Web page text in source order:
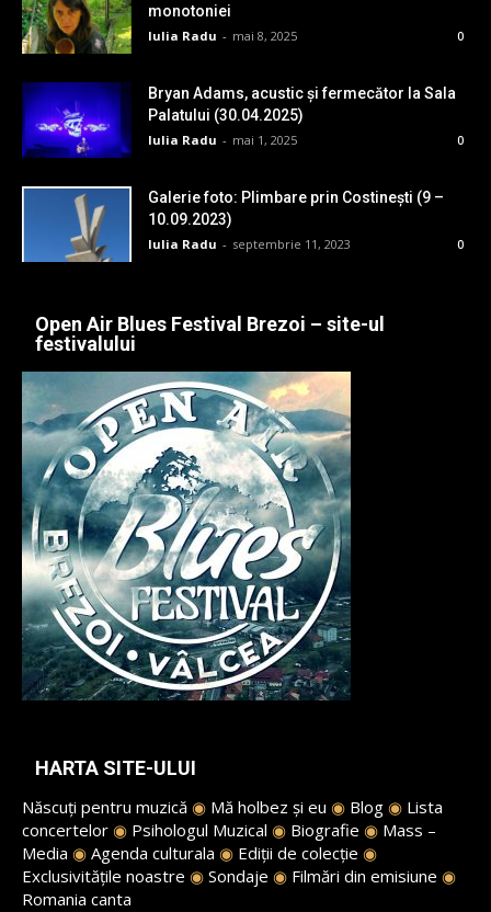
monotoniei
Iulia Radu - mai 8, 2025 0
Bryan Adams, acustic și fermecător la Sala
Palatului (30.04.2025)
Iulia Radu - mai 1, 2025 0
Galerie foto: Plimbare prin Costinești (9 –
10.09.2023)
Iulia Radu - septembrie 11, 2023 0
Open Air Blues Festival Brezoi – site-ul
festivalului
HARTA SITE-ULUI
Născuți pentru muzică ◉ Mă holbez și eu ◉ Blog ◉ Lista
concertelor ◉ Psihologul Muzical ◉ Biografie ◉ Mass –
Media ◉ Agenda culturala ◉ Ediții de colecție ◉
Exclusivitățile noastre ◉ Sondaje ◉ Filmări din emisiune ◉
Romania canta